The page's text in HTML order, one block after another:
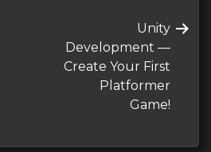
запись
Unity
Development —
Create Your First
Platformer
Game!